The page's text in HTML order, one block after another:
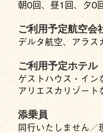
朝0回、昼1回、夕0
ご利用予定航空会
デルタ航空、アラス
ご利用予定ホテル
ゲストハウス・イン
アリエスカリゾート
添乗員
同行いたしません／